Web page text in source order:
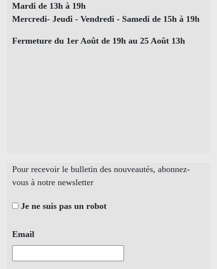
Mardi de 13h à 19h
Mercredi- Jeudi - Vendredi - Samedi de 15h à 19h
Fermeture du 1er Août de 19h au 25 Août 13h
Pour recevoir le bulletin des nouveautés, abonnez-
vous à notre newsletter
Je ne suis pas un robot
Email